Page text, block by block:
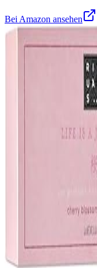
Bei Amazon ansehen